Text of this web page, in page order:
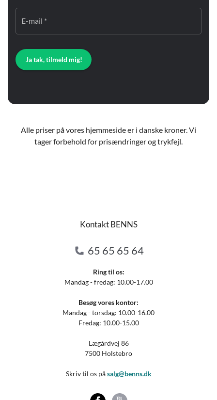
E-mail *
Ja tak, tilmeld mig!
Alle priser på vores hjemmeside er i danske kroner. Vi
tager forbehold for prisændringer og trykfejl.
Kontakt BENNS
65 65 65 64
Ring til os:
Mandag - fredag: 10.00-17.00
Besøg vores kontor:
Mandag - torsdag: 10.00-16.00
Fredag: 10.00-15.00
Lægårdvej 86
7500 Holstebro
Skriv til os påsalg@benns.dk